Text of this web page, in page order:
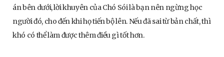
án bên dưới, lời khuyên của Chó Sói là bạn nên ngừng học
người đó, cho đến khi họ tiến bộ lên. Nếu đã sai từ bản chất, thì
khó có thể làm được thêm điều gì tốt hơn.